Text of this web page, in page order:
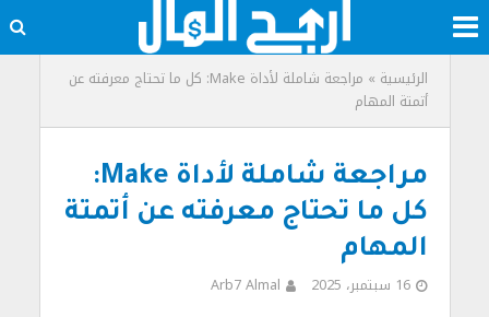
الرئيسية »
مراجعة شاملة لأداة Make: كل ما تحتاج معرفته عن
أتمتة المهام
مراجعة شاملة لأداة Make:
كل ما تحتاج معرفته عن أتمتة
المهام
16 سبتمبر، 2025 Arb7 Almal